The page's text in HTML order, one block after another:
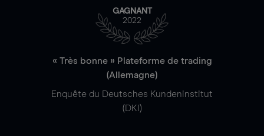
GAGNANT
2022
« Très bonne » Plateforme de trading
(Allemagne)
Enquête du Deutsches Kundeninstitut
(DKI)